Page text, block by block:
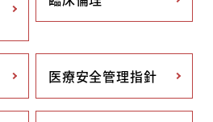
医療安全管理指針